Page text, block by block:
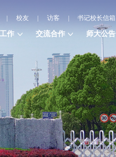
| 校友 | 访客 | 书记校长信箱
作 交流合作 师大公告